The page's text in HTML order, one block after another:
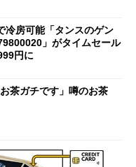
冷房可能「タンスのゲン
」がタイムセール
円に
茶ガチです」噂のお茶